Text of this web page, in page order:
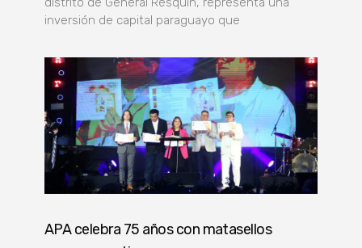
inversión de capital paraguayo que
APA celebra 75 años con matasellos